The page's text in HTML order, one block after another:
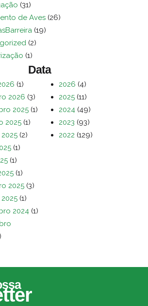
(31)
de Aves (26)
(19)
(2)
(1)
Data
(1)
2026 (3)
2025 (1)
2025 (1)
(2)
(1)
(1)
(1)
2025 (3)
(1)
2024 (1)
2026 (4)
2025 (11)
2024 (49)
2023 (93)
2022 (129)